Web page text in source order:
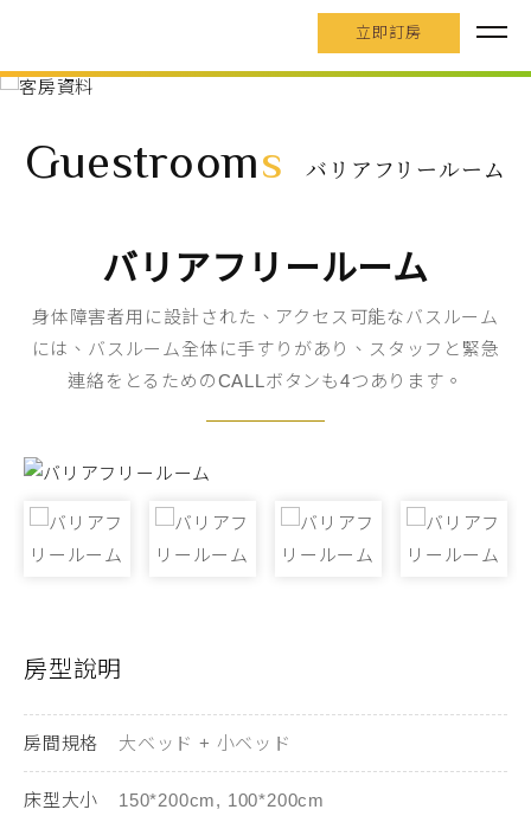
立即訂房
Guestrooms バリアフリールーム
バリアフリールーム
身体障害者用に設計された、アクセス可能なバスルーム
には、バスルーム全体に手すりがあり、スタッフと緊急
連絡をとるためのCALLボタンも4つあります。
房型說明
房間規格 大ベッド + 小ベッド
床型大小 150*200cm, 100*200cm